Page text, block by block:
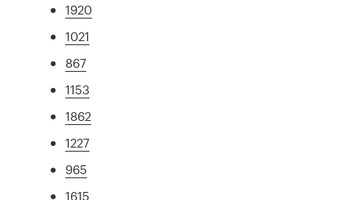
1920
1021
867
1153
1862
1227
965
1615